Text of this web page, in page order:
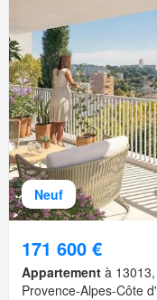
Neuf
171 600 €
Appartement à
Provence-Alpes-Côte